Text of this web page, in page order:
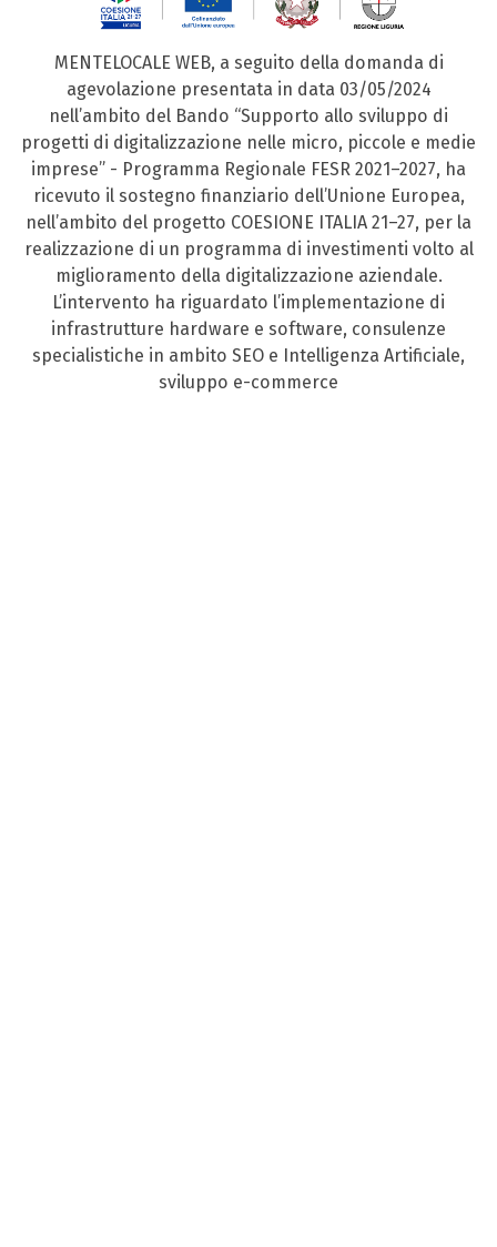
MENTELOCALE WEB, a seguito della domanda di
agevolazione presentata in data 03/05/2024
nell’ambito del Bando “Supporto allo sviluppo di
progetti di digitalizzazione nelle micro, piccole e medie
imprese” - Programma Regionale FESR 2021–2027, ha
ricevuto il sostegno finanziario dell’Unione Europea,
nell’ambito del progetto COESIONE ITALIA 21–27, per la
realizzazione di un programma di investimenti volto al
miglioramento della digitalizzazione aziendale.
L’intervento ha riguardato l’implementazione di
infrastrutture hardware e software, consulenze
specialistiche in ambito SEO e Intelligenza Artificiale,
sviluppo e-commerce